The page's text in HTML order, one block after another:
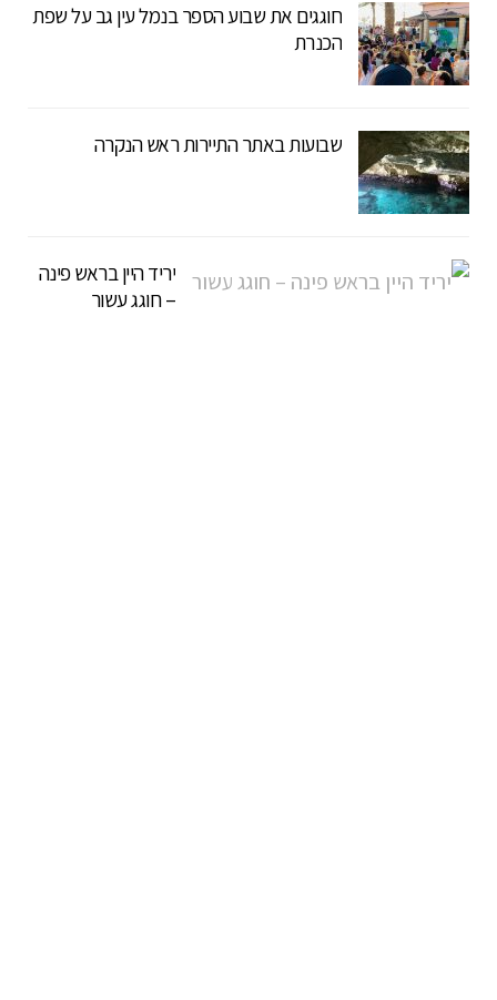
חוגגים את שבוע הספר בנמל עין גב על שפת
הכנרת
שבועות באתר התיירות ראש הנקרה
יריד היין בראש פינה
– חוגג עשור